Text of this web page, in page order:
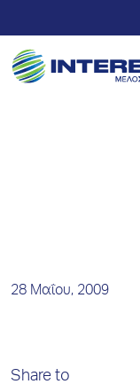
28 Μαΐου, 2009
Share to